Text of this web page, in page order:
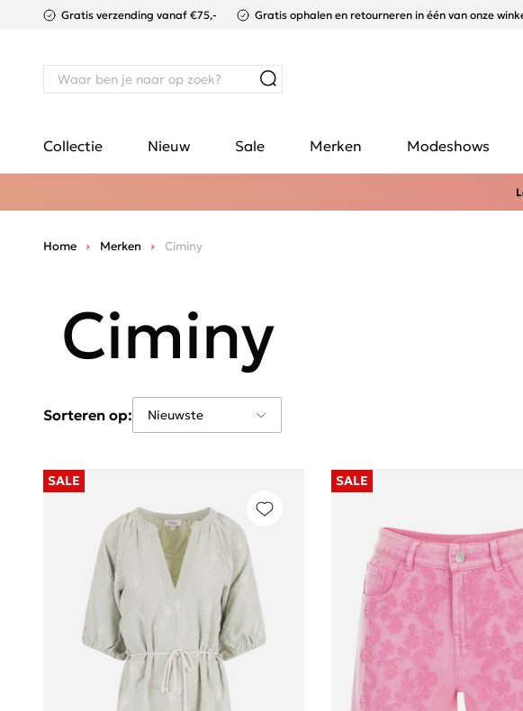
Gratis verzending vanaf €75,- Gratis ophalen en retourneren in één van onze
Collectie Nieuw Sale Merken Modeshows
Home Merken Ciminy
Ciminy
Sorteren op:
SALE SALE